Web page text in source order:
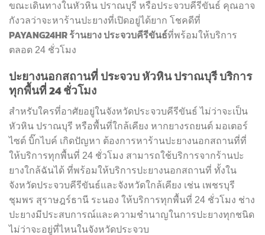
ขณะเดินทางในหัวหิน ปราณบุรี หรือประจวบคีรีขันธ์ คุณอาจ
กังวลว่าจะหาร้านปะยางที่เปิดอยู่ได้ยาก โชคดีที่
PAYANG24HR ร้านยาง ประจวบคีรีขันธ์ที่พร้อมให้บริการ
ตลอด 24 ชั่วโมง
ปะยางนอกสถานที่ ประจวบ หัวหิน ปราณบุรี บริการ
ทุกพื้นที่ 24 ชั่วโมง
สำหรับใครที่อาศัยอยู่ในจังหวัดประจวบคีรีขันธ์ ไม่ว่าจะเป็น
หัวหิน ปราณบุรี หรือพื้นที่ใกล้เคียง หากยางรถยนต์ มอเตอร์
ไซต์ บิ๊กไบค์ เกิดปัญหา ต้องการหาร้านปะยางนอกสถานที่ที่
ให้บริการทุกพื้นที่ 24 ชั่วโมง สามารถใช้บริการจากร้านปะ
ยางใกล้ฉันได้ ที่พร้อมให้บริการปะยางนอกสถานที่ ทั้งใน
จังหวัดประจวบคีรีขันธ์และจังหวัดใกล้เคียง เช่น เพชรบุรี
ชุมพร สุราษฎร์ธานี ระนอง ให้บริการทุกพื้นที่ 24 ชั่วโมง ช่าง
ปะยางมีประสบการณ์และความชำนาญในการปะยางทุกชนิด
ไม่ว่าจะอยู่ที่ไหนในจังหวัดประจวบ